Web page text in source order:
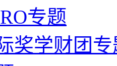
专题
奖学财团专